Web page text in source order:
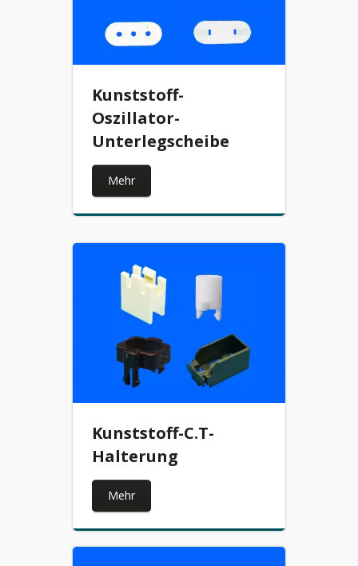
Kunststoff-
Oszillator-
Unterlegscheibe
Mehr
Kunststoff-C.T-
Halterung
Mehr